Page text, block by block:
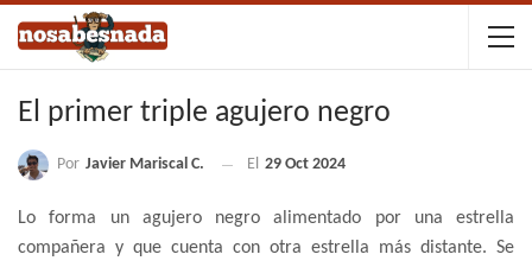
El primer triple agujero negro
Por Javier Mariscal C. El 29 Oct 2024
Lo forma un agujero negro alimentado por una estrella
compañera y que cuenta con otra estrella más distante. Se